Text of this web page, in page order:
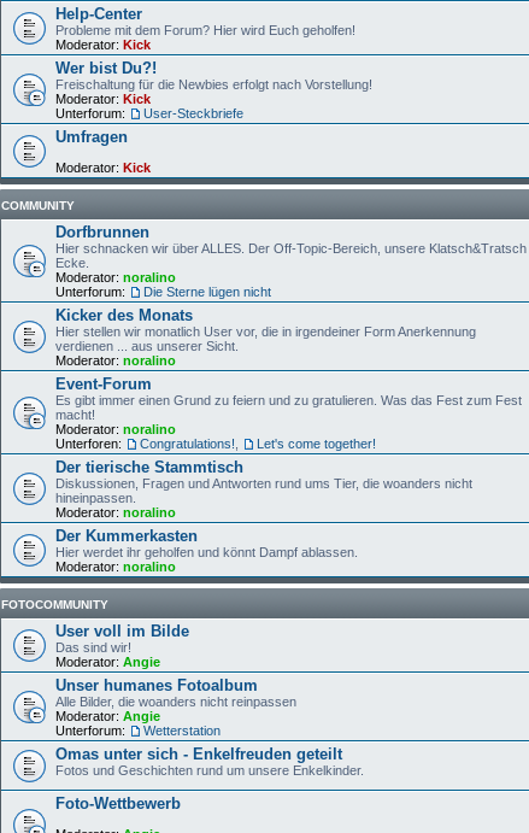
Help-Center
Probleme mit dem Forum? Hier wird Euch geholfen!
Moderator: Kick
Wer bist Du?!
Freischaltung für die Newbies erfolgt nach Vorstellung!
Moderator: Kick
Unterforum:
User-Steckbriefe
Umfragen
Moderator: Kick
COMMUNITY
Dorfbrunnen
Hier schnacken wir über ALLES. Der Off-Topic-Bereich, unsere Klatsch&Tratsch
Ecke.
Moderator: noralino
Unterforum:
Die Sterne lügen nicht
Kicker des Monats
Hier stellen wir monatlich User vor, die in irgendeiner Form Anerkennung
verdienen ... aus unserer Sicht.
Moderator: noralino
Event-Forum
Es gibt immer einen Grund zu feiern und zu gratulieren. Was das Fest zum Fest
macht!
Moderator: noralino
Unterforen:
Congratulations! Let's come together!
Der tierische Stammtisch
Diskussionen, Fragen und Antworten rund ums Tier, die woanders nicht
hineinpassen.
Moderator: noralino
Der Kummerkasten
Hier werdet ihr geholfen und könnt Dampf ablassen.
Moderator: noralino
FOTOCOMMUNITY
User voll im Bilde
Das sind wir!
Moderator: Angie
Unser humanes Fotoalbum
Alle Bilder, die woanders nicht reinpassen
Moderator: Angie
Unterforum:
Wetterstation
Omas unter sich - Enkelfreuden geteilt
Fotos und Geschichten rund um unsere Enkelkinder.
Foto-Wettbewerb